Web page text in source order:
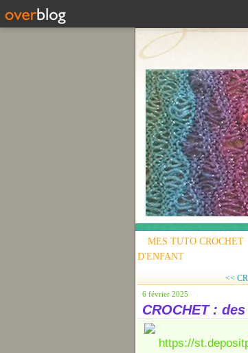
MES TUTO CROCHET
D'ENFANT
<<
6 février 2025
CROCHET :